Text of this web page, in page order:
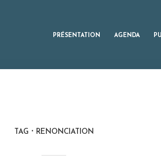
PRÉSENTATION AGENDA
TAG RENONCIATION